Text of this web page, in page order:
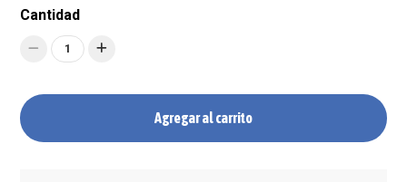
Cantidad
1
Agregar al carrito